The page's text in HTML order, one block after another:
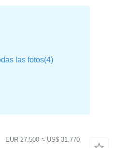
EUR 27.500 ≈ US$ 31.770